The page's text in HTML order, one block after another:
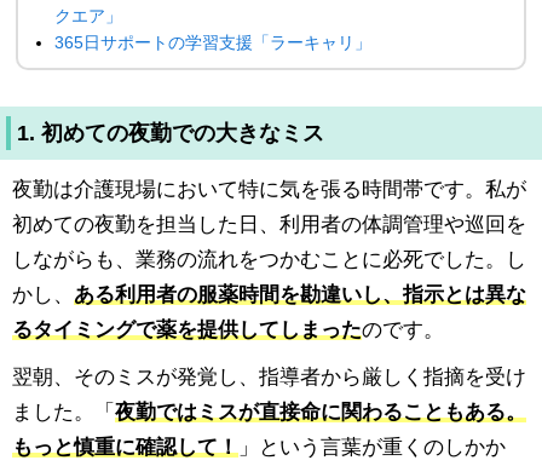
クエア」
365日サポートの学習支援「ラーキャリ」
1. 初めての夜勤での大きなミス
夜勤は介護現場において特に気を張る時間帯です。私が
初めての夜勤を担当した日、利用者の体調管理や巡回を
しながらも、業務の流れをつかむことに必死でした。し
かし、 ある利用者の服薬時間を勘違いし、指示とは異な
るタイミングで薬を提供してしまったのです。
翌朝、そのミスが発覚し、指導者から厳しく指摘を受け
ました。「 夜勤ではミスが直接命に関わることもある。
もっと慎重に確認して！
」という言葉が重くのしかか